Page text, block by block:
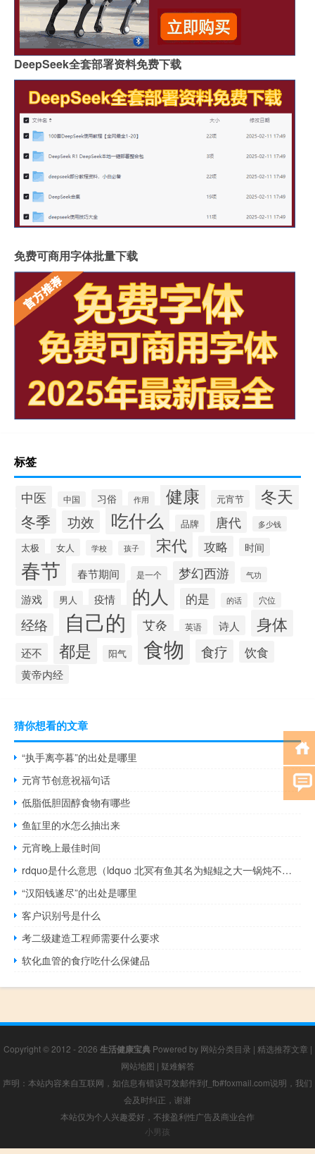
DeepSeek全套部署资料免费下载
免费可商用字体批量下载
标签
中医 中国 习俗 作用 健康 元宵节 冬天
冬季 功效 吃什么 品牌 唐代 多少钱
太极 女人 学校 孩子 宋代 攻略 时间
春节 春节期间 是一个 梦幻西游 气功
游戏 男人 疫情 的人 的是 的话 穴位
经络 自己的 艾灸 英语 诗人 身体
还不 都是 阳气 食物 食疗 饮食
黄帝内经
猜你想看的文章
“执手离亭暮”的出处是哪里
元宵节创意祝福句话
低脂低胆固醇食物有哪些
鱼缸里的水怎么抽出来
元宵晚上最佳时间
rdquo是什么意思（ldquo 北冥有鱼其名为鲲鲲之大一锅炖不下 rdquo 是什么梗 出处是哪里）
“汉阳钱遂尽”的出处是哪里
客户识别号是什么
考二级建造工程师需要什么要求
软化血管的食疗吃什么保健品
Copyright © 2012 - 2026 生活健康宝典Powered by 网站分类目录 | 精选推荐文章 |
网站地图 | 疑难解答
声明：本站内容来自互联网，如信息有错误可发邮件到f_fb#foxmail.com说明，我们
会及时纠正，谢谢
本站仅为个人兴趣爱好，不接盈利性广告及商业合作
小男孩